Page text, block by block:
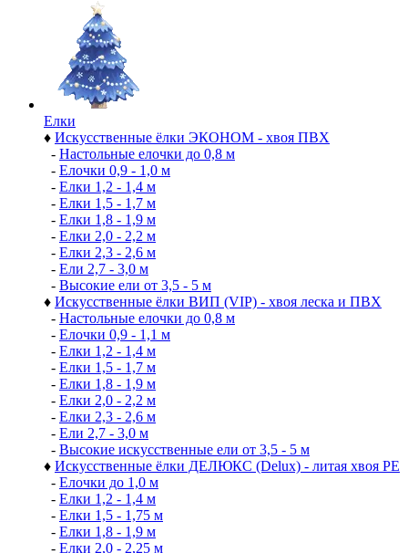
Елки
♦ Искусственные ёлки ЭКОНОМ - хвоя ПВХ
- Настольные елочки до 0,8 м
- Елочки 0,9 - 1,0 м
- Елки 1,2 - 1,4 м
- Елки 1,5 - 1,7 м
- Елки 1,8 - 1,9 м
- Елки 2,0 - 2,2 м
- Елки 2,3 - 2,6 м
- Ели 2,7 - 3,0 м
- Высокие ели от 3,5 - 5 м
♦ Искусственные ёлки ВИП (VIP) - хвоя леска и ПВХ
- Настольные елочки до 0,8 м
- Елочки 0,9 - 1,1 м
- Елки 1,2 - 1,4 м
- Елки 1,5 - 1,7 м
- Елки 1,8 - 1,9 м
- Елки 2,0 - 2,2 м
- Елки 2,3 - 2,6 м
- Ели 2,7 - 3,0 м
- Высокие искусственные ели от 3,5 - 5 м
♦ Искусственные ёлки ДЕЛЮКС (Delux) - литая хвоя РЕ
- Елочки до 1,0 м
- Елки 1,2 - 1,4 м
- Елки 1,5 - 1,75 м
- Елки 1,8 - 1,9 м
- Елки 2,0 - 2,25 м